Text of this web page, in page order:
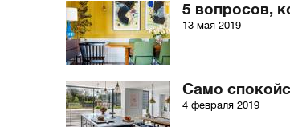
5 вопросов,
13 мая 2019
Само
4 февраля 2019